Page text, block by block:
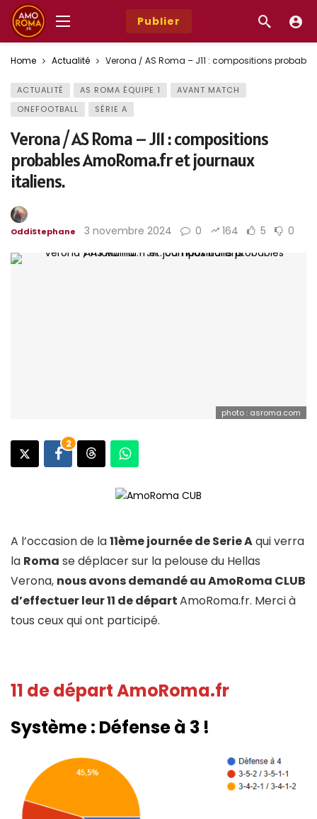
Publier
Home Actualité Verona / AS Roma – J11 : compositions
ACTUALITÉ AS ROMA ÉQUIPE 1
AVANT MATCH
ONEFOOTBALL
SÉRIE A
Verona / AS Roma – J11 : compositions
probables AmoRoma.fr et journaux
italiens.
OddiStephane 3 novembre 2024 0 164 5 0
photo : asroma.com
2
A l’occasion de la11ème journée de Serie Aqui verra
la Roma se déplacer sur la pelouse du Hellas
Verona, nous avons demandé au AmoRoma CLUB
d’effectuer leur 11 de départAmoRoma.fr. Merci à
tous ceux qui ont participé.
11 de départ AmoRoma.fr
Système : Défense à 3 !